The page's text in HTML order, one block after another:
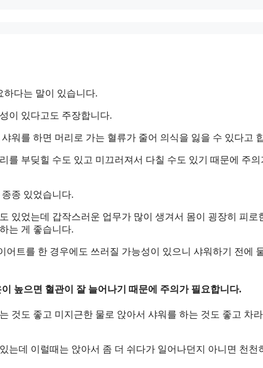
하다는 말이 있습니다.
이 있다고도 주장합니다.
워를 하면 머리로 가는 혈류가 줄어 의식을 잃을 수 있다고
를 부딪힐 수도 있고 미끄러져서 다칠 수도 있기 때문에 주의
종 있었습니다.
있었는데 갑작스러운 업무가 많이 생겨서 몸이 굉장히 피로
는 게 좋습니다.
트를 한 경우에도 쓰러질 가능성이 있으니 샤워하기 전에
높으면 혈관이 잘 늘어나기 때문에 주의가 필요합니다.
것도 좋고 미지근한 물로 앉아서 샤워를 하는 것도 좋고 차
는데 이럴때는 앉아서 좀 더 쉬다가 일어나던지 아니면 천천